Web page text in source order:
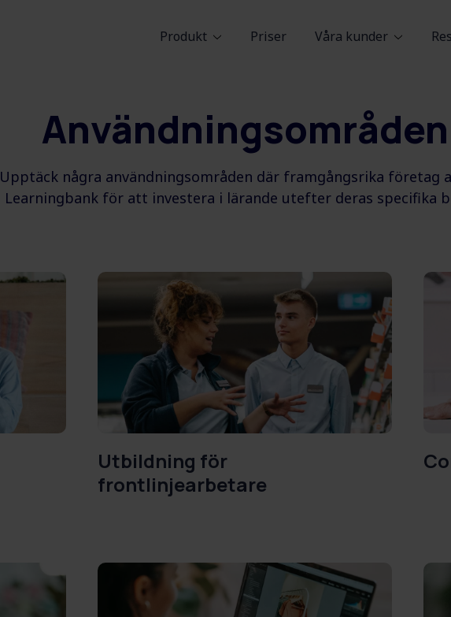
Produkt Priser Våra kunder
Användningsområden
Upptäck några användningsområden där framgångsrika företag
Learningbank för att investera i lärande utefter deras specifika
Utbildning för
frontlinjearbetare